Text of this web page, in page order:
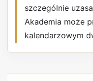
szczególnie
Akademia może
kalendarzowym